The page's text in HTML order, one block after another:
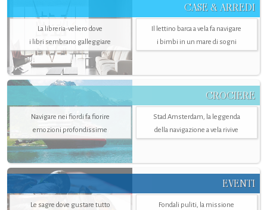
CASE & ARREDI
La libreria-veliero dove
i libri sembrano galleggiare
Il lettino barca a vela fa navigare
i bimbi in un mare di sogni
CROCIERE
Navigare nei fiordi fa fiorire
emozioni profondissime
Stad Amsterdam, la leggenda
della navigazione a vela rivive
EVENTI
Le sagre dove gustare tutto
Fondali puliti, la missione